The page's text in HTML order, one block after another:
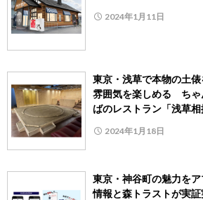
2024年1月11日
東京・浅草で本物の土
雰囲気を楽しめる ちゃ
ばのレストラン「浅草相
2024年1月18日
東京・神谷町の魅力を
情報と森トラストが実